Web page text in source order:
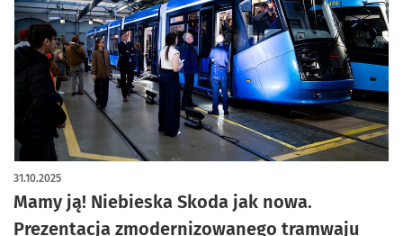
Mamy ją! Niebieska Skoda jak nowa.
Prezentacja zmodernizowanego tramwaju
31.10.2025
artykuł z galerią zdjęć